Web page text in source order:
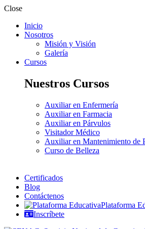
Close
Inicio
Nosotros
Misión y Visión
Galería
Cursos
Nuestros Cursos
Auxiliar en Enfermería
Auxiliar en Farmacia
Auxiliar en Párvulos
Visitador Médico
Auxiliar en Mantenimiento de
Curso de Belleza
Certificados
Blog
Contáctenos
Plataforma
Inscríbete